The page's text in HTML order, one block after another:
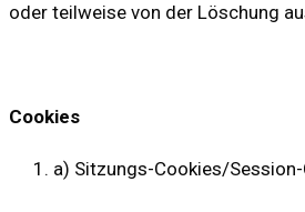
oder teilweise von der Löschung
Cookies
a) Sitzungs-Cookies/